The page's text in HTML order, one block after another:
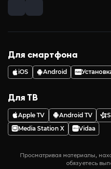
Для смартфона
iOS Android
Для ТВ
Apple TV Android TV
Media Station X
Vidaa
Просматривая материалы,
обязуетесь